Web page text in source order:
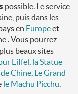
possible. Le service
puis dans les
en Europeet
. Vous pourrez
beaux sites
Eiffel la Statue
Chine Le Grand
le Machu Picchu